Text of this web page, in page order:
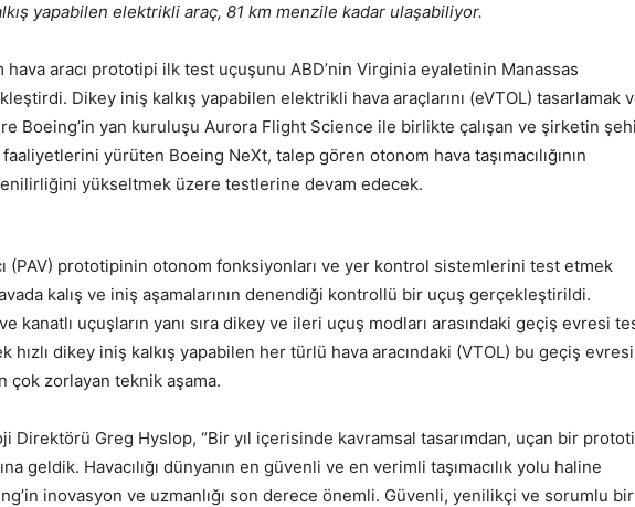
yapabilen elektrikli araç, 81 km menzile kadar ulaşabiliyor.
hava aracı prototipi ilk test uçuşunu ABD’nin Virginia eyaletinin Manassas
Dikey iniş kalkış yapabilen elektrikli hava araçlarını (eVTOL) tasarlamak
Boeing’in yan kuruluşu Aurora Flight Science ile birlikte çalışan ve şirketin
faaliyetlerini yürüten Boeing NeXt, talep gören otonom hava taşımacılığının
yükseltmek üzere testlerine devam edecek.
(PAV) prototipinin otonom fonksiyonları ve yer kontrol sistemlerini test etmek
kalış ve iniş aşamalarının denendiği kontrollü bir uçuş gerçekleştirildi.
kanatlı uçuşların yanı sıra dikey ve ileri uçuş modları arasındaki geçiş evresi
hızlı dikey iniş kalkış yapabilen her türlü hava aracındaki (VTOL) bu geçiş evresi
çok zorlayan teknik aşama.
Direktörü Greg Hyslop, “Bir yıl içerisinde kavramsal tasarımdan, uçan bir
geldik. Havacılığı dünyanın en güvenli ve en verimli taşımacılık yolu haline
inovasyon ve uzmanlığı son derece önemli. Güvenli, yenilikçi ve sorumlu bir